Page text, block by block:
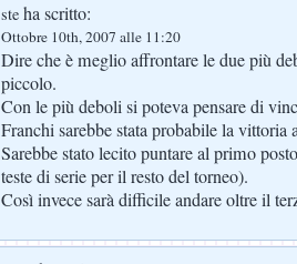
ste ha scritto:
Ottobre 10th, 2007 alle 11:20
Dire che è meglio affrontare le due più
piccolo.
Con le più deboli si poteva pensare di
Franchi sarebbe stata probabile la vittoria
Sarebbe stato lecito puntare al primo
teste di serie per il resto del torneo).
Così invece sarà difficile andare oltre il